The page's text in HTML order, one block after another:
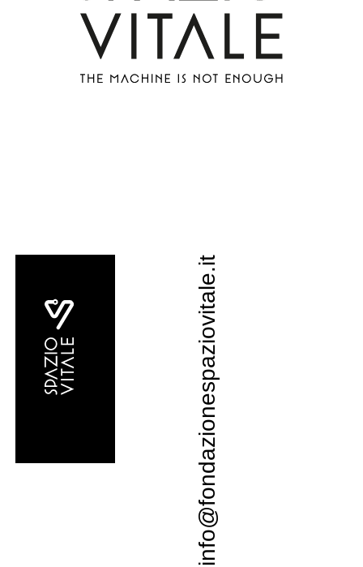
info@fondazionespaziovitale.it